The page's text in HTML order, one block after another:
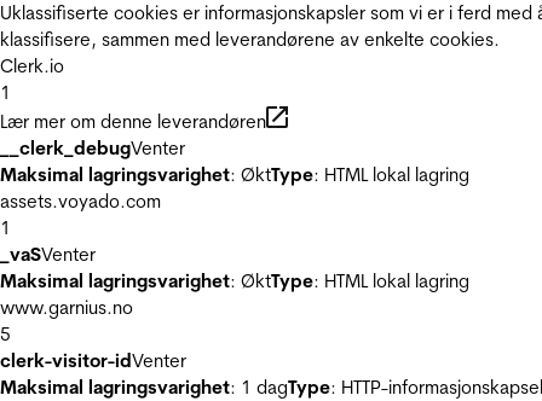
Uklassifiserte cookies er informasjonskapsler som vi er i ferd med
klassifisere, sammen med leverandørene av enkelte cookies.
Clerk.io
1
Lær mer om denne leverandøren
__clerk_debugVenter
Maksimal lagringsvarighet: ØktType: HTML lokal lagring
assets.voyado.com
1
_vaSVenter
Maksimal lagringsvarighet: ØktType: HTML lokal lagring
www.garnius.no
5
clerk-visitor-idVenter
Maksimal lagringsvarighet: 1 dagType: HTTP-informasjonskapsel